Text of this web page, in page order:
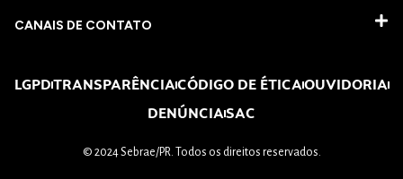
CANAIS DE CONTATO
LGPDTRANSPARÊNCIACÓDIGO DE ÉTICAOUVIDORIA
DENÚNCIASAC
© 2024 Sebrae/PR. Todos os direitos reservados.